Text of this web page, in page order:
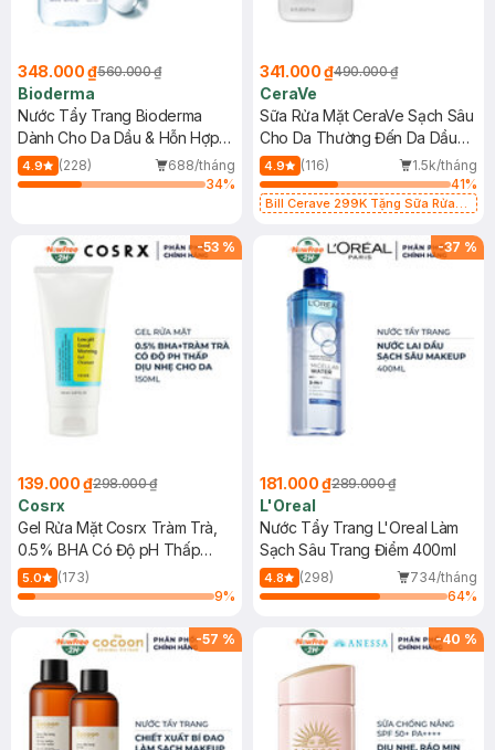
348.000 ₫560.000 ₫
Bioderma
Nước Tẩy Trang Bioderma
Dành Cho Da Dầu & Hỗn Hợp
500ml
4.9 (228)
688/tháng
34%
341.000 ₫490.000 ₫
CeraVe
Sữa Rửa Mặt CeraVe Sạch Sâu
Cho Da Thường Đến Da Dầu
473ml
4.9 (116)
1.5k/tháng
41%
Bill Cerave 299K Tặng Sữa Rửa
-53 %
139.000 ₫298.000 ₫
Cosrx
Gel Rửa Mặt Cosrx Tràm Trà,
0.5% BHA Có Độ pH Thấp
150ml
5.0
(173)
9%
-37 %
181.000 ₫289.000 ₫
L'Oreal
Nước Tẩy Trang L'Oreal Làm
Sạch Sâu Trang Điểm 400ml
4.8 (298)
734/tháng
64%
-57 % -40 %